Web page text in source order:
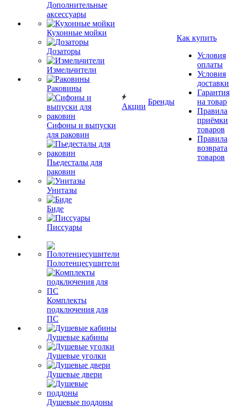
Дополнительные
аксессуары
Кухонные мойки
Дозаторы
Измельчители
Раковины
Сифоны и выпуски
для раковин
Пьедесталы для
раковин
Унитазы
Биде
Писсуары
Полотенцесушители
Комплекты
подключения для
ПС
Душевые кабины
Душевые уголки
Душевые двери
Душевые поддоны
Акции
Бренды
Как купить
Условия
оплаты
Условия
доставки
Гарантия
на товар
Правила
приёмки
товаров
Правила
возврата
товаров